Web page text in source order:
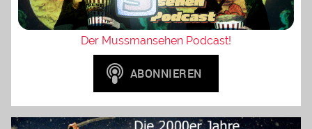
Der Mussmansehen Podcast!